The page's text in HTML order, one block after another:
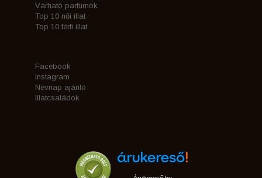
Várható parfümök
Top 10 női illat
Top 10 férfi illat
Facebook
Instagram
Névnap ajánló
Illatcsaládok